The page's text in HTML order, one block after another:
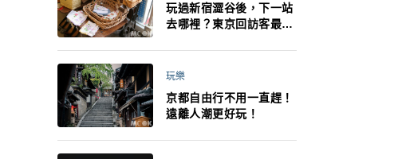
玩過新宿澀谷後，下一站
去哪裡？東京回訪客最推
玩樂
京都自由行不用一直趕！
遠離人潮更好玩！